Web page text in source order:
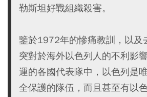
勒斯坦好戰組織殺害。
鑒於1972年的慘痛教訓，以及
突對於海外以色列人的不利影
運的各國代表隊中，以色列是
全保護的隊伍，而且甚至有以